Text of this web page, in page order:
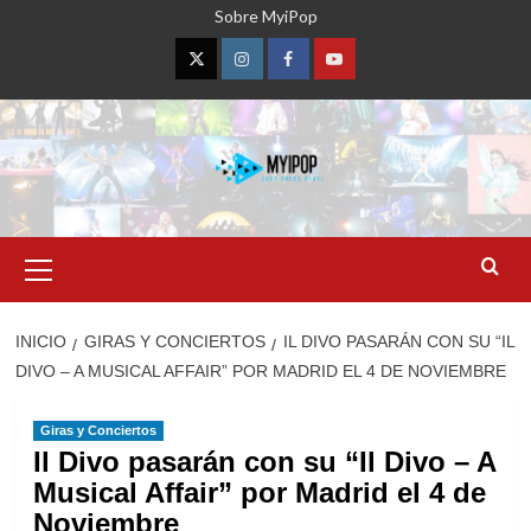
Sobre MyiPop
TwitterInstagramFacebookYouTube
primario
INICIO GIRAS Y CONCIERTOS
IL DIVO PASARÁN CON SU “IL
DIVO – A MUSICAL AFFAIR” POR MADRID EL 4 DE NOVIEMBRE
Giras y Conciertos
Il Divo pasarán con su “Il Divo – A
Musical Affair” por Madrid el 4 de
Noviembre